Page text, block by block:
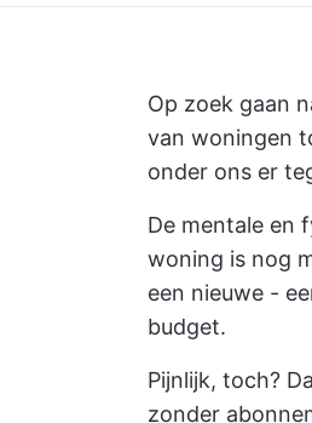
Op zoek gaan
van woningen
onder ons er
De mentale en
woning is nog
een nieuwe -
budget.
Pijnlijk, toch?
zonder